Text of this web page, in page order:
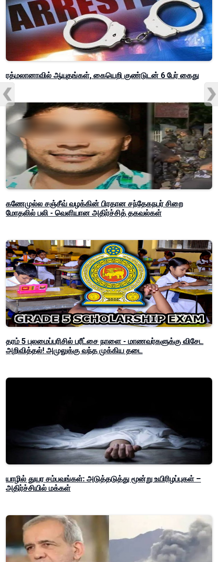
ரத்மலானாவில் ஆயுதங்கள், கையெறி குண்டுடன் 6 பேர் கைது
கணேமுல்ல சஞ்சீவ் வழக்கின் பிரதான சந்தேகநபர் சிறை
மோதலில் பலி - வெளியான அதிர்ச்சித் தகவல்கள்
தரம் 5 புலமைப்பரிசில் பரீட்சை நாளை - மாணவர்களுக்கு விசேட
அறிவித்தல்! அமுலுக்கு வந்த முக்கிய தடை
யாழில் துயர சம்பவங்கள்: அடுத்தடுத்து மூன்று உயிரிழப்புகள் –
அதிர்ச்சியில் மக்கள்